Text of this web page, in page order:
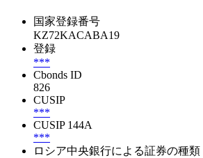
国家登録番号
KZ72KACABA19
登録
***
Cbonds ID
826
CUSIP
***
CUSIP 144A
***
ロシア中央銀行による証券の種類